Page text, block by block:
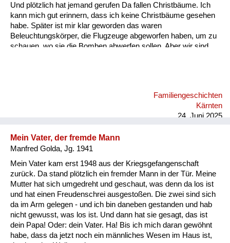
Und plötzlich hat jemand gerufen Da fallen Christbäume. Ich
kann mich gut erinnern, dass ich keine Christbäume gesehen
habe. Später ist mir klar geworden das waren
Beleuchtungskörper, die Flugzeuge abgeworfen haben, um zu
schauen, wo sie die Bomben abwerfen sollen. Aber wir sind
wir aus dem Keller rausgegangen sind. Es hat einen
Kellerausgang gegeben, in den Garten und der war voller
Familiengeschichten
Kärnten
24. Juni 2025
Mein Vater, der fremde Mann
Manfred Golda, Jg. 1941
Mein Vater kam erst 1948 aus der Kriegsgefangenschaft
zurück. Da stand plötzlich ein fremder Mann in der Tür. Meine
Mutter hat sich umgedreht und geschaut, was denn da los ist
und hat einen Freudenschrei ausgestoßen. Die zwei sind sich
da im Arm gelegen - und ich bin daneben gestanden und hab
nicht gewusst, was los ist. Und dann hat sie gesagt, das ist
dein Papa! Oder: dein Vater. Ha! Bis ich mich daran gewöhnt
habe, dass da jetzt noch ein männliches Wesen im Haus ist,